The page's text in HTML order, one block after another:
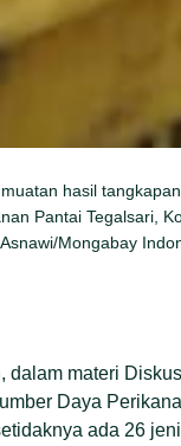
hasil
Pantai Tegalsari,
Mongabay
dalam materi
Daya
ada 26